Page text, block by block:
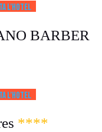
l’HOTEL
BARBER
l’HOTEL
****